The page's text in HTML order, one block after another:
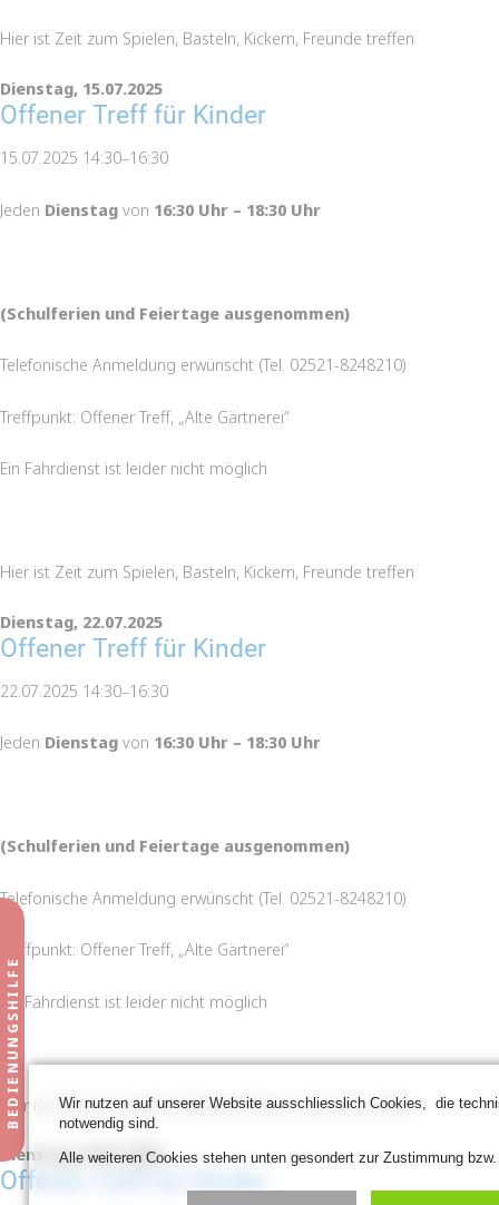
Hier ist Zeit zum Spielen, Basteln, Kickern, Freunde treffen
Dienstag, 15.07.2025
Offener Treff für Kinder
15.07.2025 14:30–16:30
Jeden Dienstag von 16:30 Uhr – 18:30 Uhr
(Schulferien und Feiertage ausgenommen)
Telefonische Anmeldung erwünscht (Tel. 02521-8248210)
Treffpunkt: Offener Treff, „Alte Gärtnerei“
Ein Fahrdienst ist leider nicht möglich
Hier ist Zeit zum Spielen, Basteln, Kickern, Freunde treffen
Dienstag, 22.07.2025
Offener Treff für Kinder
22.07.2025 14:30–16:30
Jeden Dienstag von 16:30 Uhr – 18:30 Uhr
(Schulferien und Feiertage ausgenommen)
Telefonische Anmeldung erwünscht (Tel. 02521-8248210)
Treffpunkt: Offener Treff, „Alte Gärtnerei“
Ein Fahrdienst ist leider nicht möglich
Hier ist Zeit zum Spielen, Basteln, Kickern, Freunde treffen
Dienstag,29.07.2025
Offener Treff für Kinder
Wir nutzen auf unserer Website ausschliesslich Cookies, die
notwendig sind.
Alle weiteren Cookies stehen unten gesondert zur Zustimmung